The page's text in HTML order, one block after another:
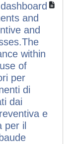
and
and
within
of
per
di
dai
e
per il